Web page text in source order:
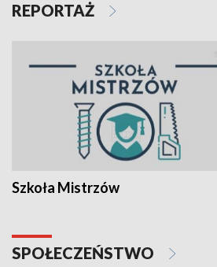
REPORTAŻ
Szkoła Mistrzów
SPOŁECZEŃSTWO